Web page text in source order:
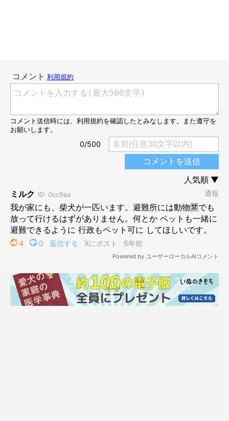
家で留守番中の４匹のことが心配でなりませんでした。家の近く
の川が氾濫したという情報を見た時は、震えてしまいましたよ。